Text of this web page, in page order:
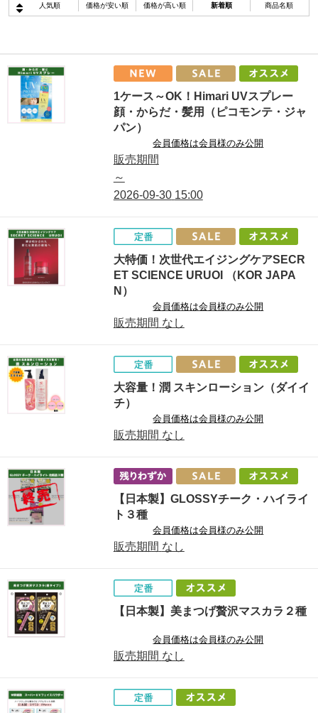
人気順 価格が安い順 価格が高い順 新着順 商品名順
1ケース～OK！Himari UVスプレー
顔・からだ・髪用（ピコモンテ・ジャ
パン）
会員価格は会員様のみ公開
販売期間
～
2026-09-30 15:00
大特価！次世代エイジングケアSECR
ET SCIENCE URUOI （KOR JAPA
N）
会員価格は会員様のみ公開
販売期間 なし
大容量！潤 スキンローション（ダイイ
チ）
会員価格は会員様のみ公開
販売期間 なし
【日本製】GLOSSYチーク・ハイライ
ト３種
会員価格は会員様のみ公開
販売期間 なし
【日本製】美まつげ贅沢マスカラ２種
会員価格は会員様のみ公開
販売期間 なし